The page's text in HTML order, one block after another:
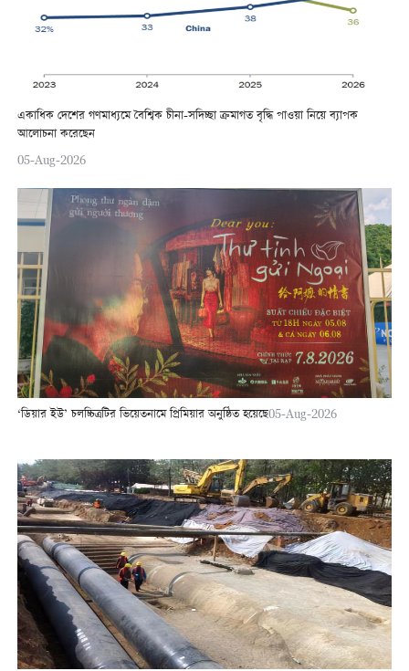
একাধিক দেশের গণমাধ্যমে বৈশ্বিক চীনা-সদিচ্ছা ক্রমাগত বৃদ্ধি পাওয়া নিয়ে ব্যাপক
আলোচনা করেছেন
05-Aug-2026
‘ডিয়ার ইউ’ চলচ্চিত্রটির ভিয়েতনামে প্রিমিয়ার অনুষ্ঠিত হয়েছে05-Aug-2026